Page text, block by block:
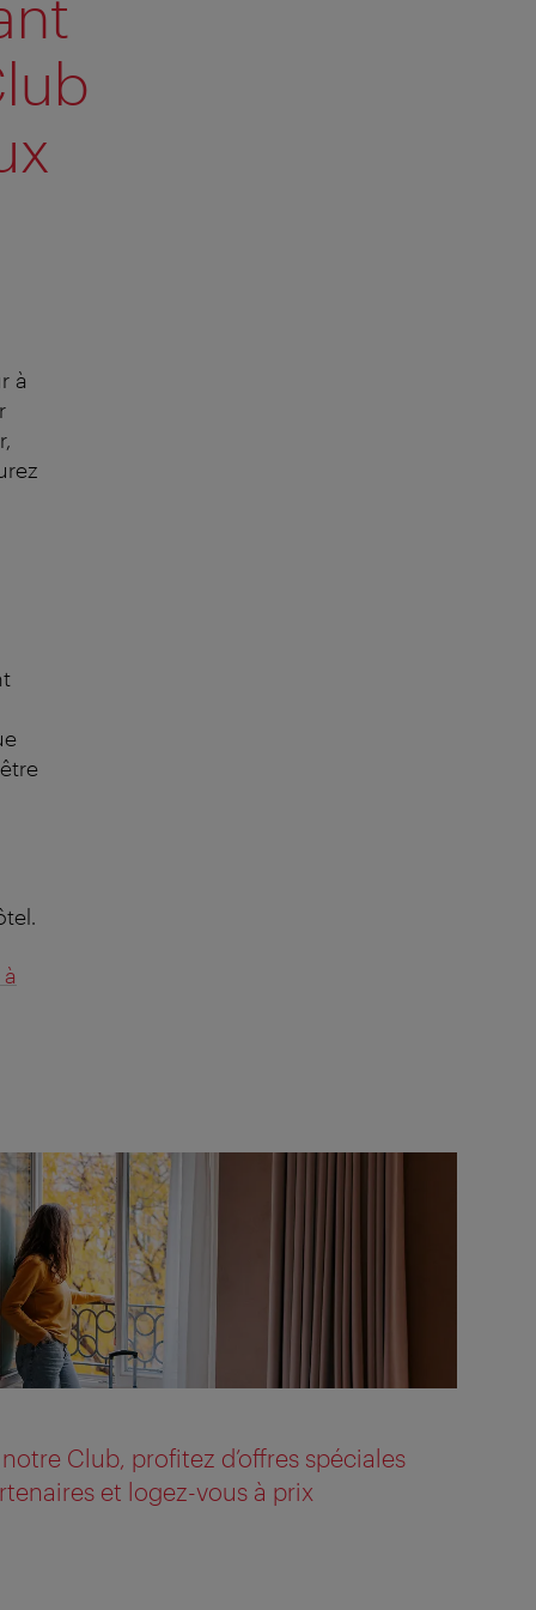
à
Club, profitez d’offres spéciales
et logez-vous à prix